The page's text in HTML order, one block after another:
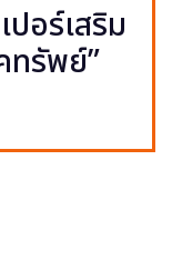
อร์เสริม
ทรัพย์”